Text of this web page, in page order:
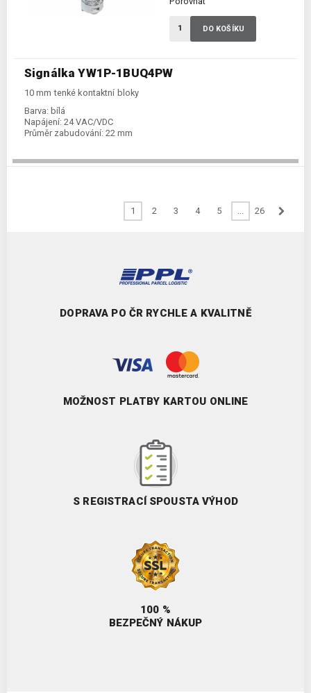
Signálka YW1P-1BUQ4PW
10 mm tenké kontaktní bloky
Barva: bílá
Napájení: 24 VAC/VDC
Průměr zabudování: 22 mm
DO KOŠÍKU
1 2 3 4 5 ... 26
DOPRAVA PO ČR RYCHLE A KVALITNĚ
MOŽNOST PLATBY KARTOU ONLINE
S REGISTRACÍ SPOUSTA VÝHOD
100 %
BEZPEČNÝ NÁKUP